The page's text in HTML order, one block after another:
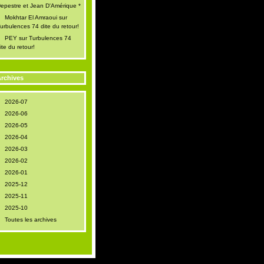
et Jean D'Amérique *
Mokhtar El Amraouisur
74 dite du retour!
PEYsurTurbulences 74
du retour!
2026-07
2026-06
2026-05
2026-04
2026-03
2026-02
2026-01
2025-12
2025-11
2025-10
Toutes les archives